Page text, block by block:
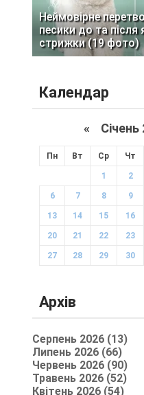
Неймовірне
песики до та після
стрижки (19 фото)
Календар
« Січень
Пн Вт Ср Чт
1 2
6 7 8 9
13 14 15 16
20 21 22 23
27 28 29 30
Архів
Серпень 2026 (13)
Липень 2026 (66)
Червень 2026 (90)
Травень 2026 (52)
Квітень 2026 (54)